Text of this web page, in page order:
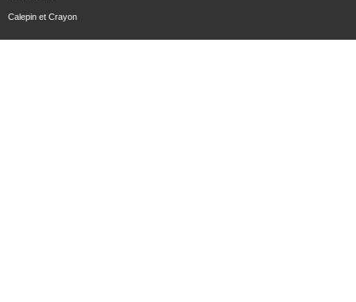
Calepin et Crayon